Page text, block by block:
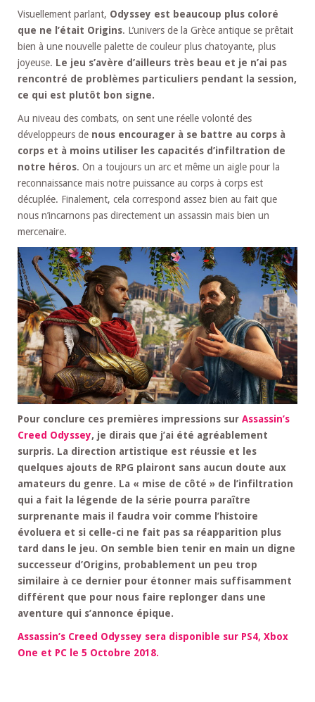
Visuellement parlant, Odyssey est beaucoup plus coloré
que ne l’était Origins. L’univers de la Grèce antique se prêtait
bien à une nouvelle palette de couleur plus chatoyante, plus
joyeuse. Le jeu s’avère d’ailleurs très beau et je n’ai pas
rencontré de problèmes particuliers pendant la session,
ce qui est plutôt bon signe.
Au niveau des combats, on sent une réelle volonté des
développeurs de nous encourager à se battre au corps à
corps et à moins utiliser les capacités d’infiltration de
notre héros. On a toujours un arc et même un aigle pour la
reconnaissance mais notre puissance au corps à corps est
décuplée. Finalement, cela correspond assez bien au fait que
nous n’incarnons pas directement un assassin mais bien un
mercenaire.
Pour conclure ces premières impressions sur Assassin’s
Creed Odyssey, je dirais que j’ai été agréablement
surpris. La direction artistique est réussie et les
quelques ajouts de RPG plairont sans aucun doute aux
amateurs du genre. La « mise de côté » de l’infiltration
qui a fait la légende de la série pourra paraître
surprenante mais il faudra voir comme l’histoire
évoluera et si celle-ci ne fait pas sa réapparition plus
tard dans le jeu. On semble bien tenir en main un digne
successeur d’Origins, probablement un peu trop
similaire à ce dernier pour étonner mais suffisamment
différent que pour nous faire replonger dans une
aventure qui s’annonce épique.
Assassin’s Creed Odyssey sera disponible sur PS4, Xbox
One et PC le 5 Octobre 2018.